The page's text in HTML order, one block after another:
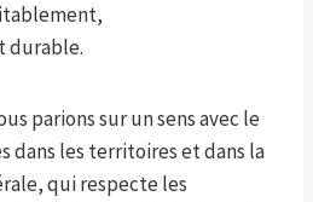
durable.
parions sur un sens avec le
dans les territoires et dans la
qui respecte les